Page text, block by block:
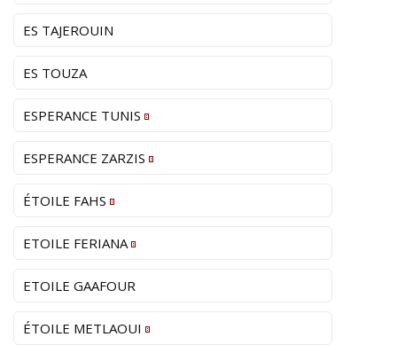
ES TAJEROUIN
ES TOUZA
ESPERANCE TUNIS
ESPERANCE ZARZIS
ÉTOILE FAHS
ETOILE FERIANA
ETOILE GAAFOUR
ÉTOILE METLAOUI